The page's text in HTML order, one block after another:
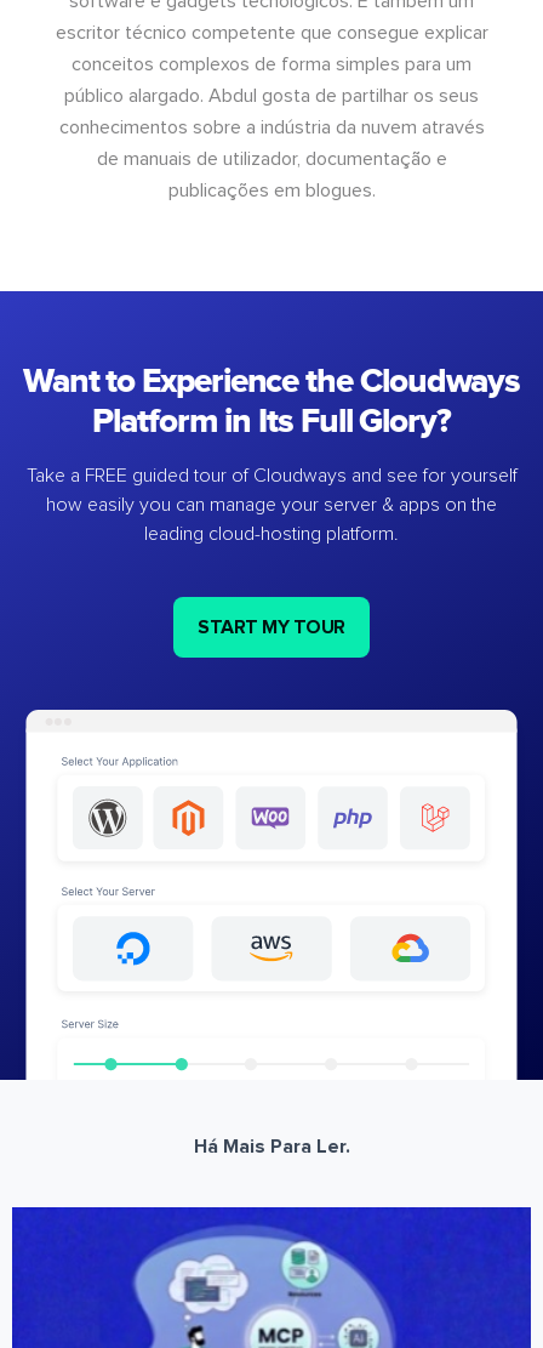
escritor técnico competente que consegue explicar
conceitos complexos de forma simples para um
público alargado. Abdul gosta de partilhar os seus
conhecimentos sobre a indústria da nuvem através
de manuais de utilizador, documentação e
publicações em blogues.
Want to Experience the Cloudways
Platform in Its Full Glory?
Take a FREE guided tour of Cloudways and see for yourself
how easily you can manage your server & apps on the
leading cloud-hosting platform.
START MY TOUR
Há Mais Para Ler.